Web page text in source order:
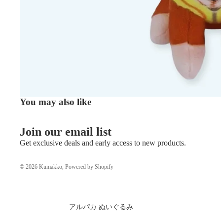
アルパカ ぬいぐるみ
You may also like
Join our email list
Get exclusive deals and early access to new products.
© 2026 Kumakko , Powered by Shopify